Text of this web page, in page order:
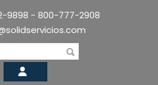
9898 - 800-777-2908